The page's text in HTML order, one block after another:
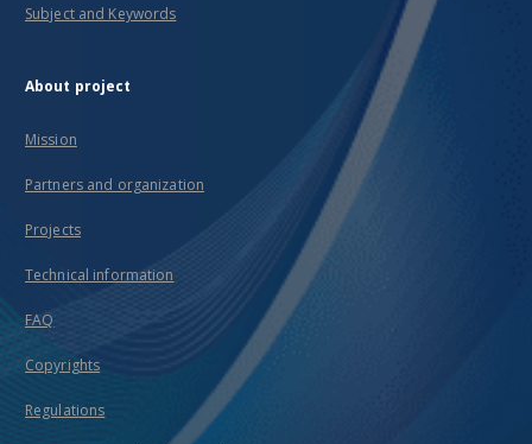
Subject and Keywords
About project
Mission
Partners and organization
Projects
Technical information
FAQ
Copyrights
Regulations